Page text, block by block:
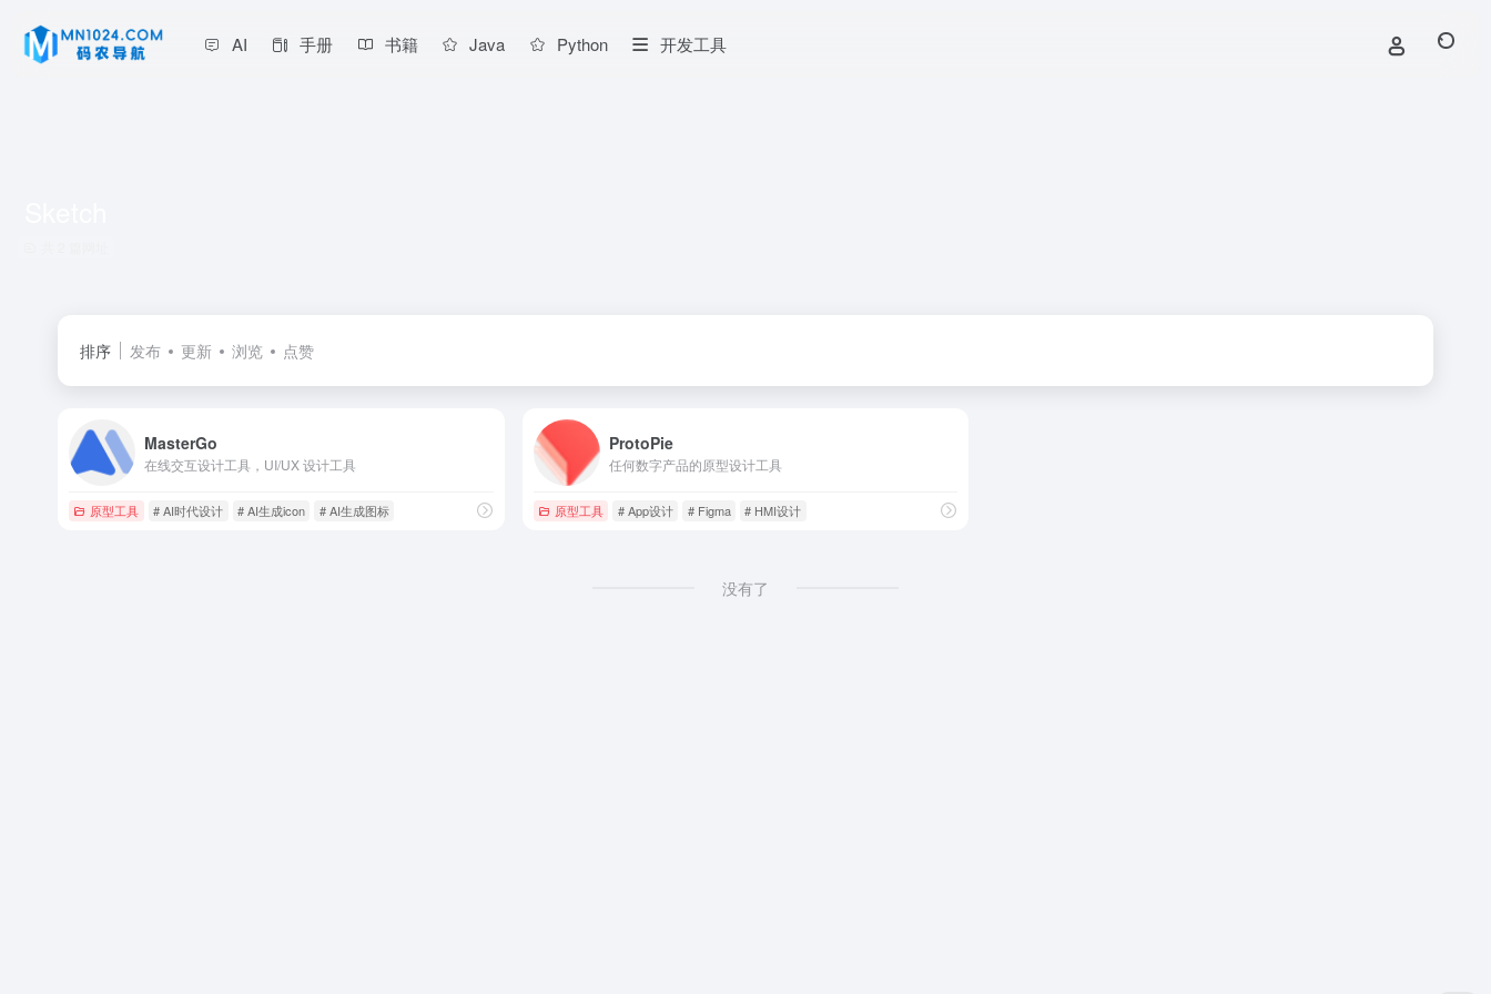
AI 手册 书籍 Java Python 开发工具
排序 发布 更新 浏览 点赞
MasterGo
在线交互设计工具，UI/UX 设计工具
原型工具 # AI时代设计 # AI生成icon # AI生成图标
ProtoPie
任何数字产品的原型设计工具
原型工具 # App设计 # Figma # HMI设计
没有了